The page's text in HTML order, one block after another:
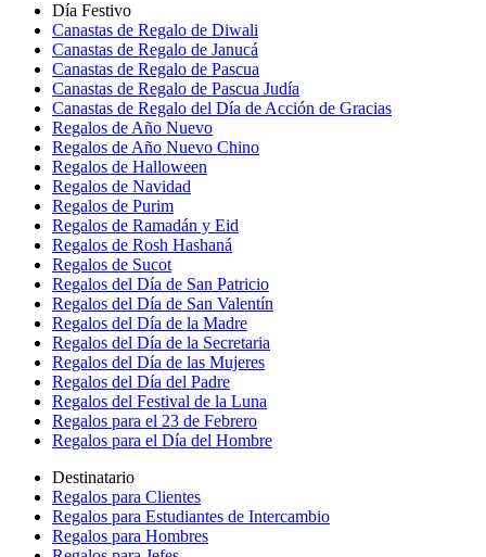
Día Festivo
Canastas de Regalo de Diwali
Canastas de Regalo de Janucá
Canastas de Regalo de Pascua
Canastas de Regalo de Pascua Judía
Canastas de Regalo del Día de Acción de Gracias
Regalos de Año Nuevo
Regalos de Año Nuevo Chino
Regalos de Halloween
Regalos de Navidad
Regalos de Purim
Regalos de Ramadán y Eid
Regalos de Rosh Hashaná
Regalos de Sucot
Regalos del Día de San Patricio
Regalos del Día de San Valentín
Regalos del Día de la Madre
Regalos del Día de la Secretaria
Regalos del Día de las Mujeres
Regalos del Día del Padre
Regalos del Festival de la Luna
Regalos para el 23 de Febrero
Regalos para el Día del Hombre
Destinatario
Regalos para Clientes
Regalos para Estudiantes de Intercambio
Regalos para Hombres